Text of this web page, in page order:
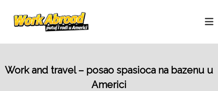
t
b
r
d
t
r
Work and travel – posao spasioca na bazenu u
Americi